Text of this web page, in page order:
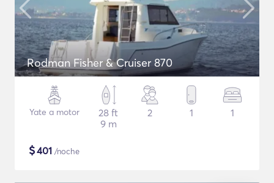
Rodman Fisher & Cruiser 870
Yate a motor
28 ft
9 m
2 1 1
$401 /noche